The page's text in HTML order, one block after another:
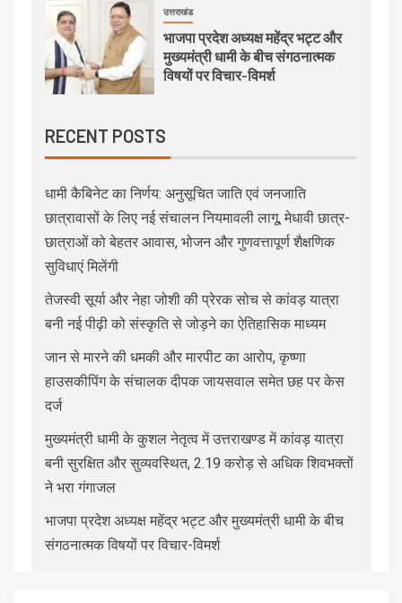
उत्तराखंड
भाजपा प्रदेश अध्यक्ष महेंद्र भट्ट और
मुख्यमंत्री धामी के बीच संगठनात्मक
विषयों पर विचार-विमर्श
RECENT POSTS
धामी कैबिनेट का निर्णय: अनुसूचित जाति एवं जनजाति
छात्रावासों के लिए नई संचालन नियमावली लागू, मेधावी छात्र-
छात्राओं को बेहतर आवास, भोजन और गुणवत्तापूर्ण शैक्षणिक
सुविधाएं मिलेंगी
तेजस्वी सूर्या और नेहा जोशी की प्रेरक सोच से कांवड़ यात्रा
बनी नई पीढ़ी को संस्कृति से जोड़ने का ऐतिहासिक माध्यम
जान से मारने की धमकी और मारपीट का आरोप, कृष्णा
हाउसकीपिंग के संचालक दीपक जायसवाल समेत छह पर केस
दर्ज
मुख्यमंत्री धामी के कुशल नेतृत्व में उत्तराखण्ड में कांवड़ यात्रा
बनी सुरक्षित और सुव्यवस्थित, 2.19 करोड़ से अधिक शिवभक्तों
ने भरा गंगाजल
भाजपा प्रदेश अध्यक्ष महेंद्र भट्ट और मुख्यमंत्री धामी के बीच
संगठनात्मक विषयों पर विचार-विमर्श